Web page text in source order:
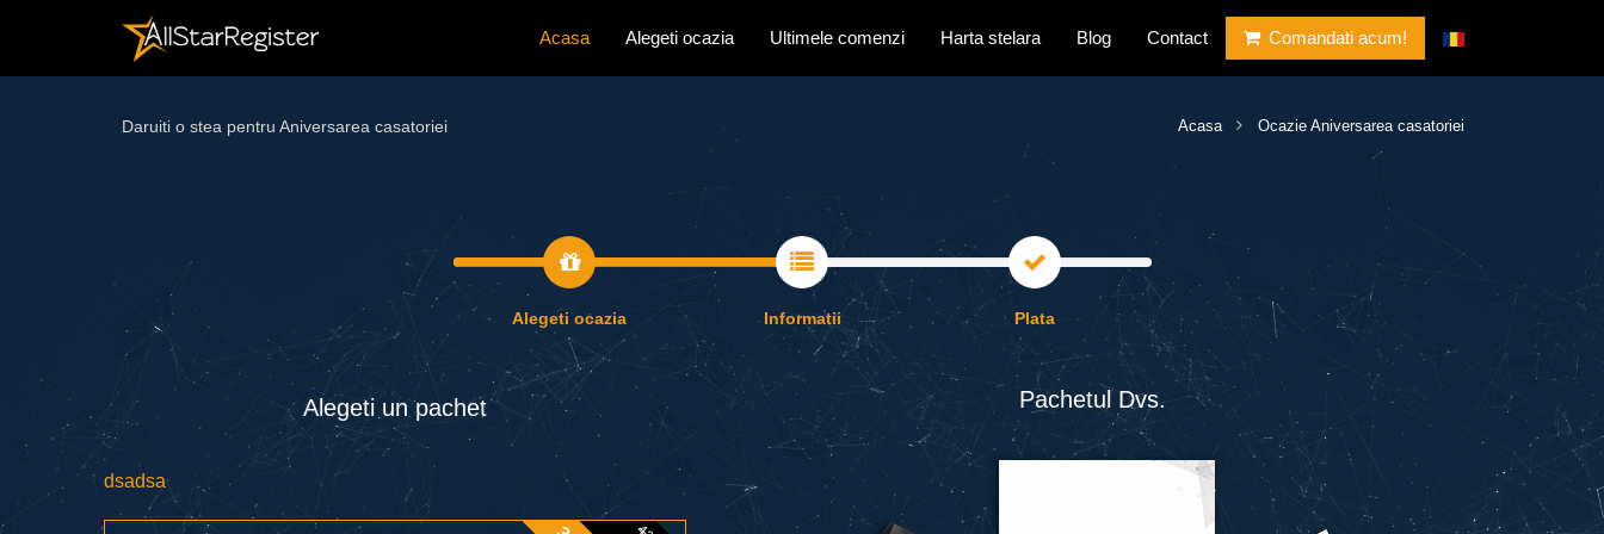
Acasa Alegeti ocazia Ultimele comenzi Harta stelara Blog Contact Comandati acum!
Daruiti o stea pentru Aniversarea casatoriei Acasa Ocazie Aniversarea casatoriei
Alegeti ocazia Informatii Plata
Alegeti un pаchet
dsadsa
Pachetul Dvs.